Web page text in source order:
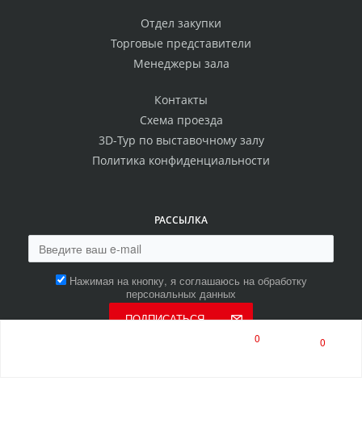
Отдел закупки
Торговые представители
Менеджеры зала
Контакты
Схема проезда
3D-Тур по выставочному залу
Политика конфиденциальности
РАССЫЛКА
Нажимая на кнопку, я соглашаюсь на обработку
персональных данных
ПОДПИСАТЬСЯ
0 0